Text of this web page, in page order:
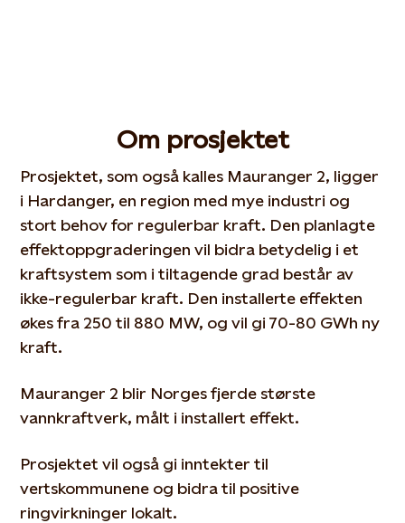
Om prosjektet
Prosjektet, som også kalles Mauranger 2, ligger
i Hardanger, en region med mye industri og
stort behov for regulerbar kraft. Den planlagte
effektoppgraderingen vil bidra betydelig i et
kraftsystem som i tiltagende grad består av
ikke-regulerbar kraft. Den installerte effekten
økes fra 250 til 880 MW, og vil gi 70-80 GWh ny
kraft.
Mauranger 2 blir Norges fjerde største
vannkraftverk, målt i installert effekt.
Prosjektet vil også gi inntekter til
vertskommunene og bidra til positive
ringvirkninger lokalt.